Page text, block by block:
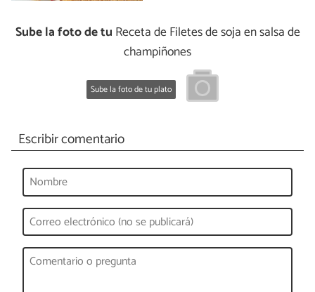
Sube la foto de tu Receta de Filetes de soja en salsa de
champiñones
Sube la foto de tu plato
Escribir comentario